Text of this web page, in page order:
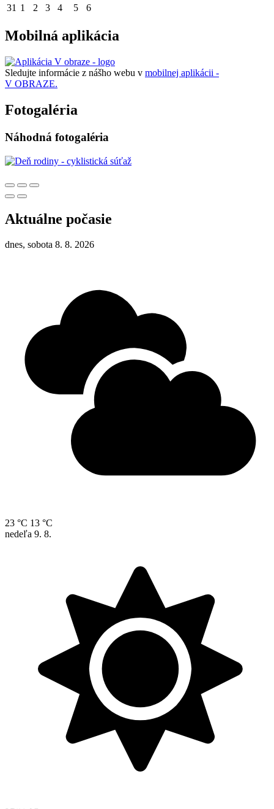
31 1 2 3 4 5 6
Mobilná aplikácia
Sledujte informácie z nášho webu v mobilnej aplikácii -
V OBRAZE.
Fotogaléria
Náhodná fotogaléria
Aktuálne počasie
dnes, sobota 8. 8. 2026
23 °C 13 °C
nedeľa 9. 8.